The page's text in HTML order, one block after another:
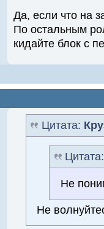
Да, если что на
По остальным
кидайте блок с
Цитата:
Не
Не